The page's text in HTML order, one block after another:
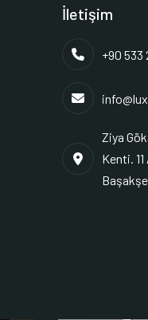
İletişim
+90 533
Ziya
Kenti.